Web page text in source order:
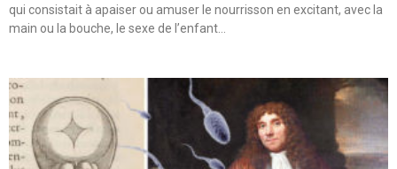
qui consistait à apaiser ou amuser le nourrisson en excitant, avec la
main ou la bouche, le sexe de l’enfant…